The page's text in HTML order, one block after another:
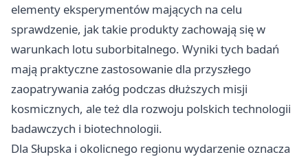
elementy eksperymentów mających na celu
sprawdzenie, jak takie produkty zachowają się w
warunkach lotu suborbitalnego. Wyniki tych badań
mają praktyczne zastosowanie dla przyszłego
zaopatrywania załóg podczas dłuższych misji
kosmicznych, ale też dla rozwoju polskich technologii
badawczych i biotechnologii.
Dla Słupska i okolicnego regionu wydarzenie oznacza